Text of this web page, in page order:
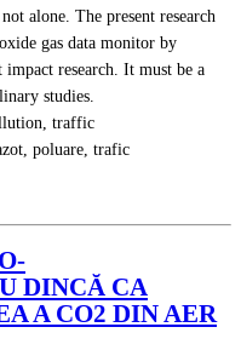
alone. The present research
gas data monitor by
research. It must be a
studies.
traffic
poluare, trafic
DINCĂ CA
A CO2 DIN AER